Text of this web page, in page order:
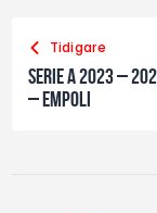
Tidigare
Serie A 2023 –
– Empoli